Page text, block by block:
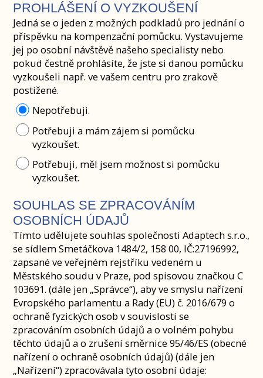
PROHLÁŠENÍ O VYZKOUŠENÍ
Jedná se o jeden z možných podkladů pro jednání o
příspěvku na kompenzační pomůcku. Vystavujeme
jej po osobní návštěvě našeho specialisty nebo
pokud čestně prohlásíte, že jste si danou pomůcku
vyzkoušeli např. ve vašem centru pro zrakově
postižené.
Nepotřebuji.
Potřebuji a mám zájem si pomůcku
vyzkoušet.
Potřebuji, měl jsem možnost si pomůcku
vyzkoušet.
SOUHLAS SE ZPRACOVÁNÍM
OSOBNÍCH ÚDAJŮ
Tímto udělujete souhlas společnosti Adaptech s.r.o.,
se sídlem Smetáčkova 1484/2, 158 00, IČ:27196992,
zapsané ve veřejném rejstříku vedeném u
Městského soudu v Praze, pod spisovou značkou C
103691. (dále jen „Správce“), aby ve smyslu nařízení
Evropského parlamentu a Rady (EU) č. 2016/679 o
ochraně fyzických osob v souvislosti se
zpracováním osobních údajů a o volném pohybu
těchto údajů a o zrušení směrnice 95/46/ES (obecné
nařízení o ochraně osobních údajů) (dále jen
„Nařízení“) zpracovávala tyto osobní údaje: